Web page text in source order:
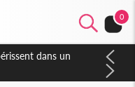
0
fête nationale
les produits